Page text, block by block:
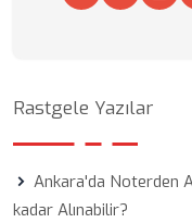
Rastgele Yazılar
Ankara'da Noterden
kadar Alınabilir?